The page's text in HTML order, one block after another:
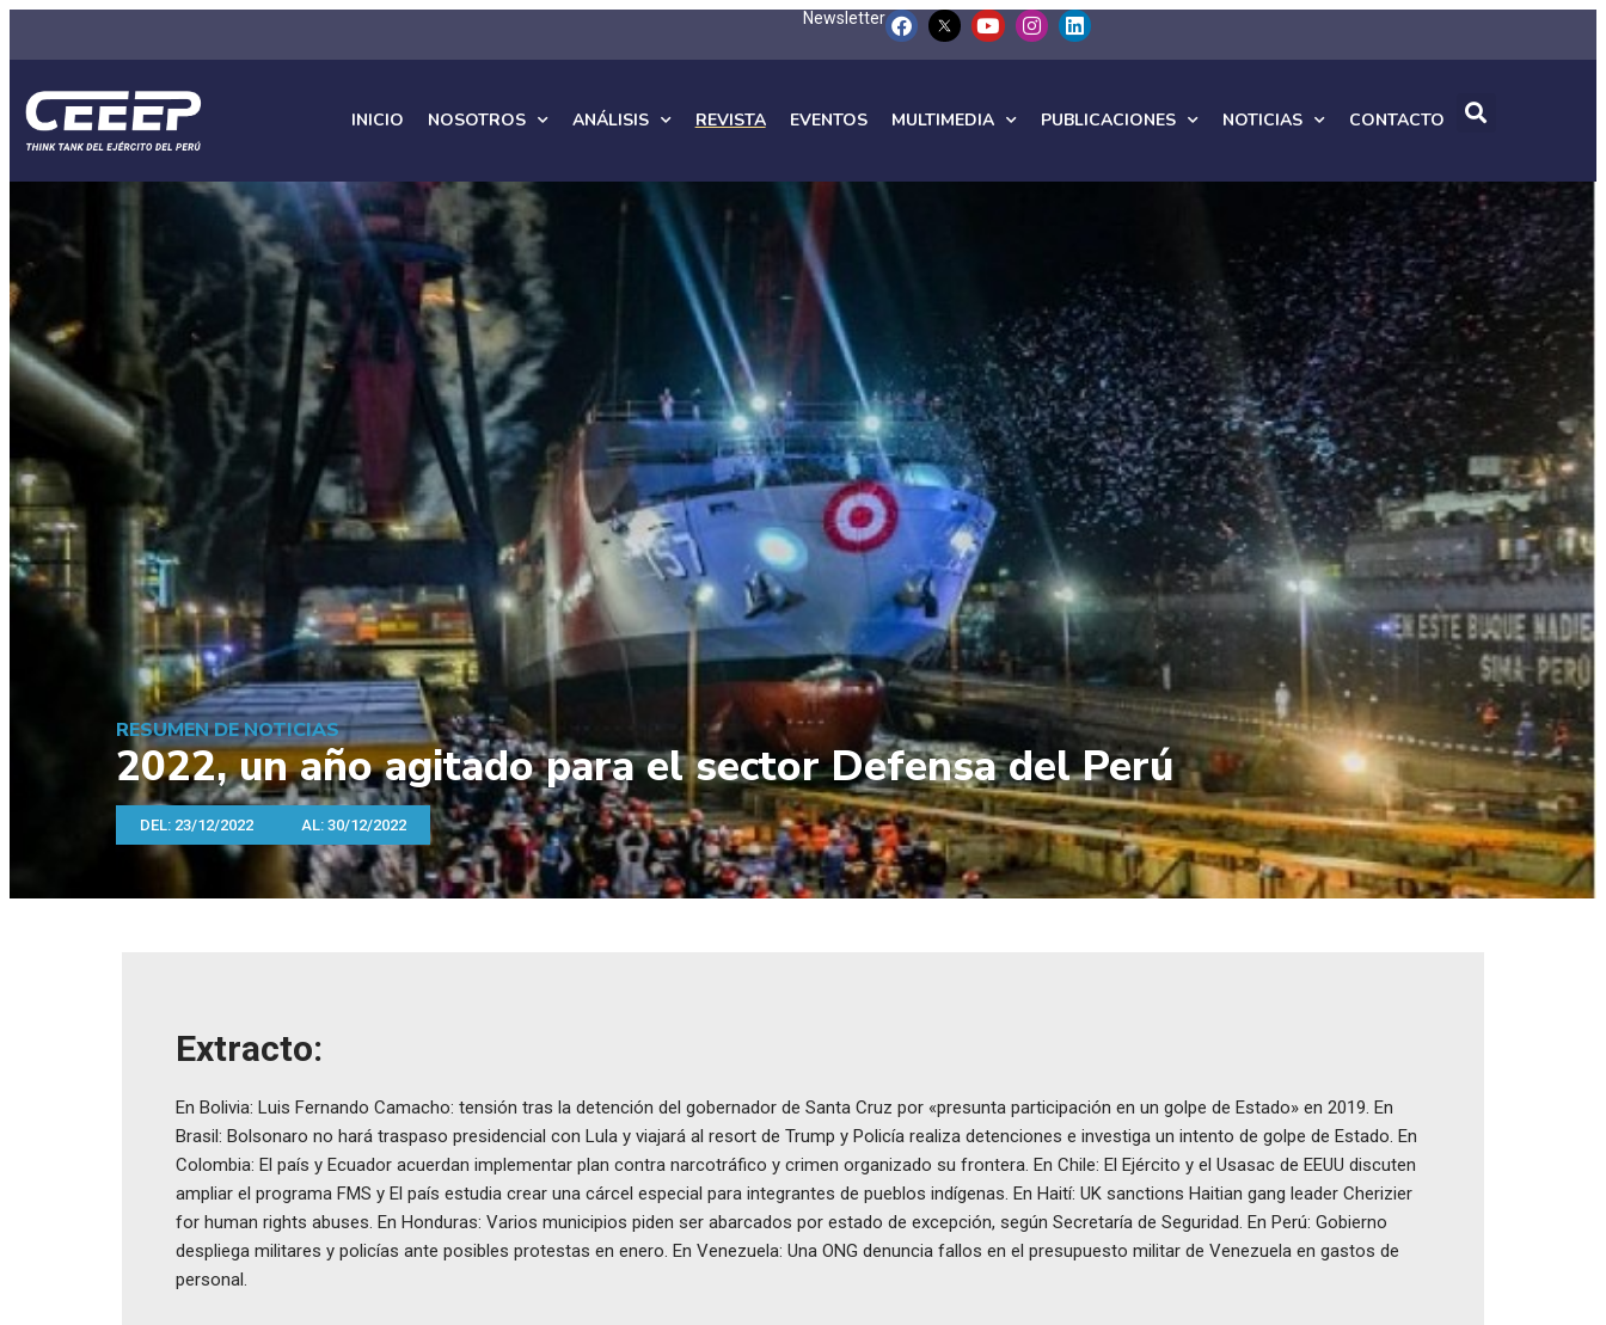
Newsletter
INICIO NOSOTROS ANÁLISIS REVISTA EVENTOS MULTIMEDIA PUBLICACIONES NOTICIAS CONTACTO
RESUMEN DE NOTICIAS
2022, un año agitado para el sector Defensa del Perú
DEL: 23/12/2022 AL: 30/12/2022
Extracto:
En Bolivia: Luis Fernando Camacho: tensión tras la detención del gobernador de Santa Cruz por «presunta participación en un golpe de Estado» en 2019. En
Brasil: Bolsonaro no hará traspaso presidencial con Lula y viajará al resort de Trump y Policía realiza detenciones e investiga un intento de golpe de Estado. En
Colombia: El país y Ecuador acuerdan implementar plan contra narcotráfico y crimen organizado su frontera. En Chile: El Ejército y el Usasac de EEUU discuten
ampliar el programa FMS y El país estudia crear una cárcel especial para integrantes de pueblos indígenas. En Haití: UK sanctions Haitian gang leader Cherizier
for human rights abuses. En Honduras: Varios municipios piden ser abarcados por estado de excepción, según Secretaría de Seguridad. En Perú: Gobierno
despliega militares y policías ante posibles protestas en enero. En Venezuela: Una ONG denuncia fallos en el presupuesto militar de Venezuela en gastos de
personal.